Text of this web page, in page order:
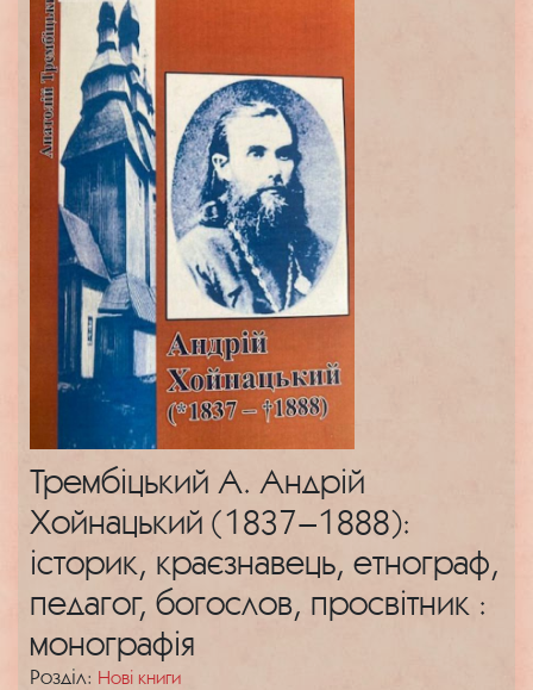
Трембіцький А. Андрій
Хойнацький (1837–1888):
історик, краєзнавець, етнограф,
педагог, богослов, просвітник :
монографія
Розділ: Нові книги